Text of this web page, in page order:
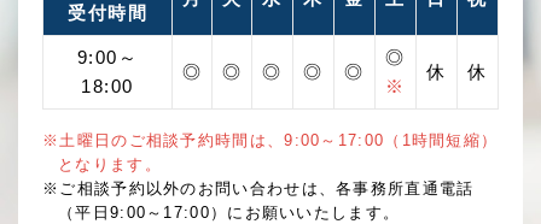
受付時間
9:00～
18:00
◎ ◎ ◎ ◎ ◎
◎
※
休 休
※土曜日のご相談予約時間は、9:00～17:00（1時間短縮）
となります。
※ご相談予約以外のお問い合わせは、各事務所直通電話
（平日9:00～17:00）にお願いいたします。